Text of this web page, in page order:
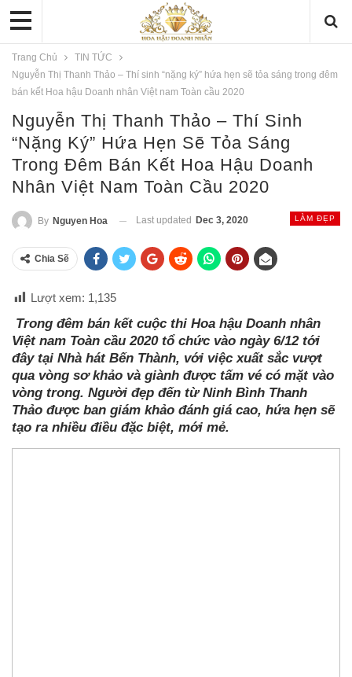
Trang Chủ
TIN TỨC
Nguyễn Thị Thanh Thảo – Thí sinh “nặng ký” hứa hẹn sẽ tỏa sáng trong đêm
bán kết Hoa hậu Doanh nhân Việt nam Toàn cầu 2020
Nguyễn Thị Thanh Thảo – Thí Sinh
“nặng Ký” Hứa Hẹn Sẽ Tỏa Sáng
Trong Đêm Bán Kết Hoa Hậu Doanh
Nhân Việt Nam Toàn Cầu 2020
LÀM ĐẸP
By Nguyen Hoa Last updated Dec 3, 2020
Chia Sẽ
Lượt xem: 1,135
Trong đêm bán kết cuộc thi Hoa hậu Doanh nhân
Việt nam Toàn cầu 2020 tổ chức vào ngày 6/12 tới
đây tại Nhà hát Bến Thành, với việc xuất sắc vượt
qua vòng sơ khảo và giành được tấm vé có mặt vào
vòng trong. Người đẹp đến từ Ninh Bình Thanh
Thảo được ban giám khảo đánh giá cao, hứa hẹn sẽ
tạo ra nhiều điều đặc biệt, mới mẻ.